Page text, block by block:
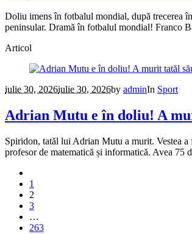
Doliu imens în fotbalul mondial, după trecerea
peninsular. Dramă în fotbalul mondial! Franco
Articol
iulie 30, 2026iulie 30, 2026by adminIn Sport
Adrian Mutu e în doliu! A
Spiridon, tatăl lui Adrian Mutu a murit. Vestea
profesor de matematică și informatică. Avea
1
2
3
…
263